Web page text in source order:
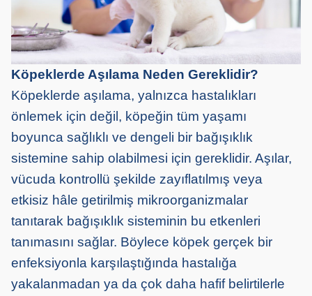
Köpeklerde Aşılama Neden Gereklidir?
Köpeklerde aşılama, yalnızca hastalıkları
önlemek için değil, köpeğin tüm yaşamı
boyunca sağlıklı ve dengeli bir bağışıklık
sistemine sahip olabilmesi için gereklidir. Aşılar,
vücuda kontrollü şekilde zayıflatılmış veya
etkisiz hâle getirilmiş mikroorganizmalar
tanıtarak bağışıklık sisteminin bu etkenleri
tanımasını sağlar. Böylece köpek gerçek bir
enfeksiyonla karşılaştığında hastalığa
yakalanmadan ya da çok daha hafif belirtilerle